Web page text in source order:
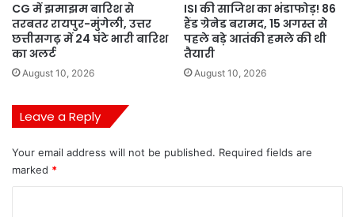
CG में झमाझम बारिश से
तरबतर रायपुर-मुंगेली, उत्तर
छत्तीसगढ़ में 24 घंटे भारी बारिश
का अलर्ट
August 10, 2026
ISI की साजिश का भंडाफोड़! 86
हैंड ग्रेनेड बरामद, 15 अगस्त से
पहले बड़े आतंकी हमले की थी
तैयारी
August 10, 2026
Leave a Reply
Your email address will not be published. Required fields are
marked *